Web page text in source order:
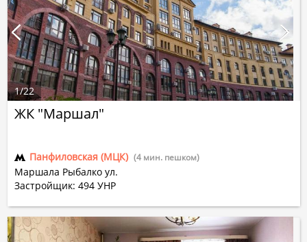
ЖК "Маршал"
Панфиловская (МЦК) (4 мин. пешком)
Маршала Рыбалко ул.
Застройщик: 494 УНР
1/22